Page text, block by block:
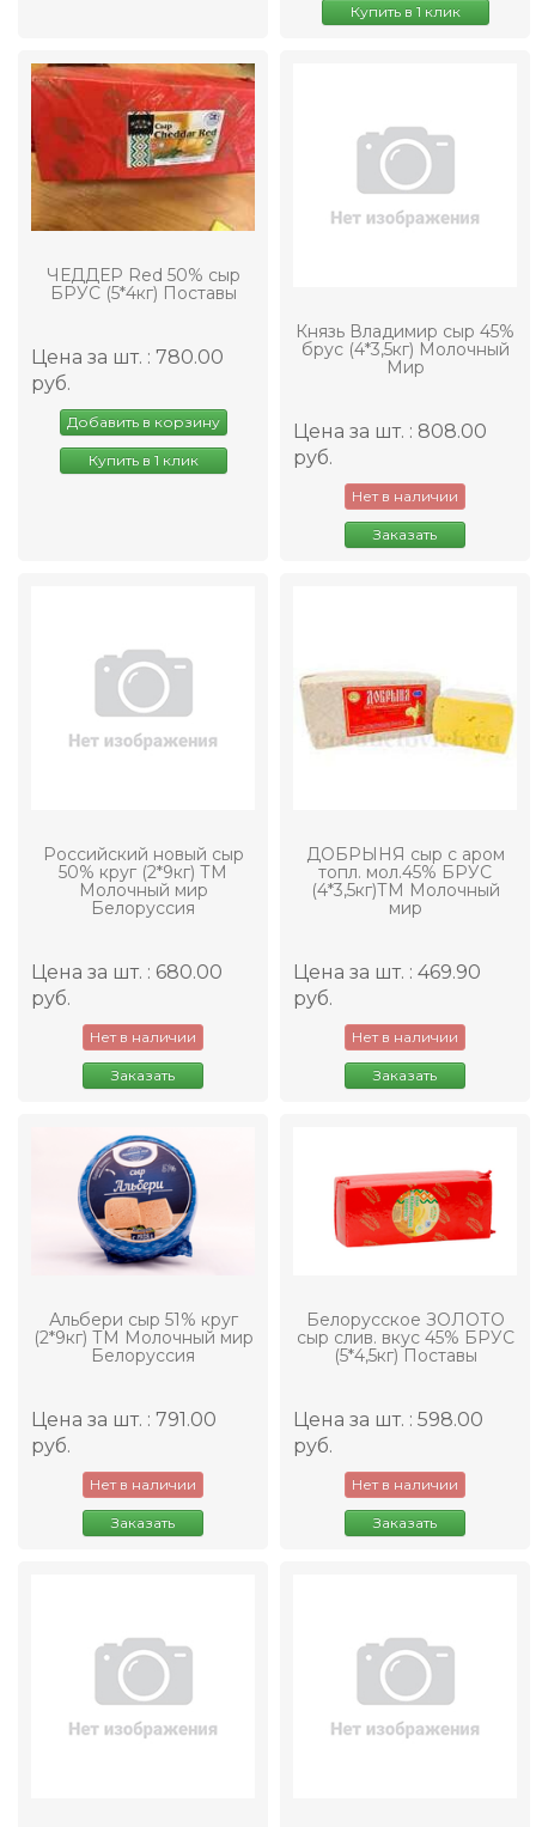
Купить в 1 клик
ЧЕДДЕР Red 50% сыр
БРУС (5*4кг) Поставы
Цена за шт. : 780.00
руб.
Добавить в корзину
Купить в 1 клик
Князь Владимир сыр 45%
брус (4*3,5кг) Молочный
Мир
Цена за шт. : 808.00
руб.
Нет в наличии
Заказать
Российский новый сыр
50% круг (2*9кг) ТМ
Молочный мир
Белоруссия
Цена за шт. : 680.00
руб.
Нет в наличии
Заказать
ДОБРЫНЯ сыр с аром
топл. мол.45% БРУС
(4*3,5кг)ТМ Молочный
мир
Цена за шт. : 469.90
руб.
Нет в наличии
Заказать
Альбери сыр 51% круг
(2*9кг) ТМ Молочный мир
Белоруссия
Цена за шт. : 791.00
руб.
Нет в наличии
Заказать
Белорусское ЗОЛОТО
сыр слив. вкус 45% БРУС
(5*4,5кг) Поставы
Цена за шт. : 598.00
руб.
Нет в наличии
Заказать